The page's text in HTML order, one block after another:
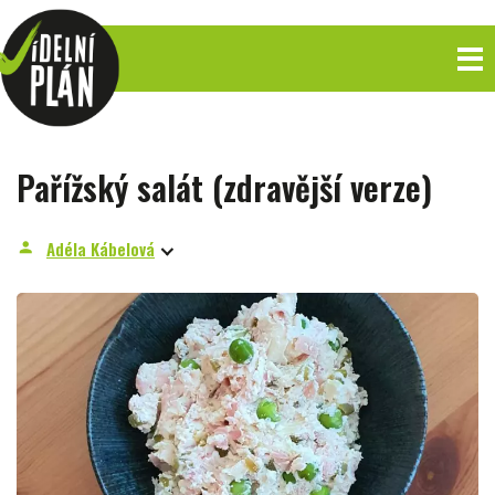
Pařížský salát (zdravější verze)
person Adéla Kábelová